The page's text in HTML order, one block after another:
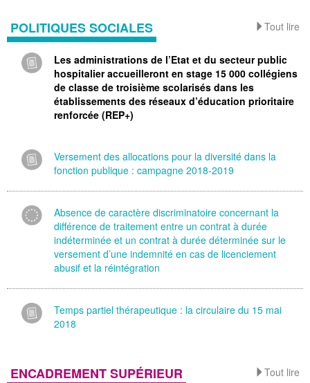
Tout lire
POLITIQUES SOCIALES
Les administrations de l’Etat et du secteur public
hospitalier accueilleront en stage 15 000 collégiens
de classe de troisième scolarisés dans les
établissements des réseaux d’éducation prioritaire
renforcée (REP+)
Versement des allocations pour la diversité dans la
fonction publique : campagne 2018-2019
Absence de caractère discriminatoire concernant la
différence de traitement entre un contrat à durée
indéterminée et un contrat à durée déterminée sur le
versement d’une indemnité en cas de licenciement
abusif et la réintégration
Temps partiel thérapeutique : la circulaire du 15 mai
2018
Tout lire
ENCADREMENT SUPÉRIEUR